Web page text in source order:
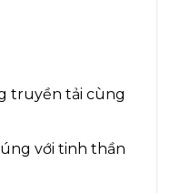
truyền tải cùng
với tinh thần